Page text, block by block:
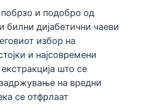
и подобро од
билни дијабетични чаеви
избор на
и најсовремени
што се
на вредни
се отфрлаат